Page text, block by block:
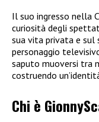
Il suo ingresso nella
curiosità degli
sua vita privata e sul
personaggio
saputo muoversi tra
costruendo
Chi è